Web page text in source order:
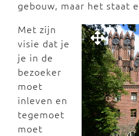
gebouw, maar het staat
Met zijn
visie dat je
je in de
bezoeker
moet
inleven en
tegemoet
moet